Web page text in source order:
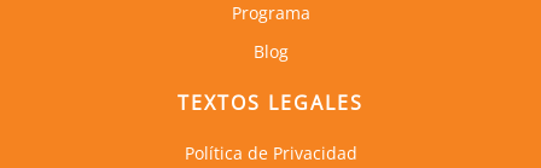
Programa
Blog
TEXTOS LEGALES
Política de Privacidad